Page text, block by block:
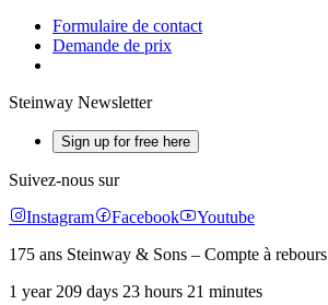
Formulaire de contact
Demande de prix
Steinway Newsletter
Sign up for free here
Suivez-nous sur
Instagram
Facebook
Youtube
175 ans Steinway & Sons – Compte à rebours
1 year 209 days 23 hours 21 minutes